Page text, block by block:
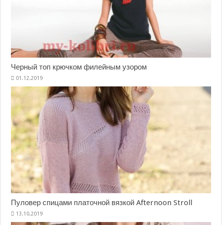
Черный топ крючком филейным узором
Пуловер спицами платочной вязкой Afternoon Stroll